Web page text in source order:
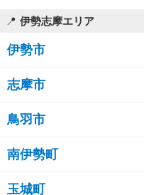
伊勢志摩エリア
伊勢市
志摩市
鳥羽市
南伊勢町
玉城町